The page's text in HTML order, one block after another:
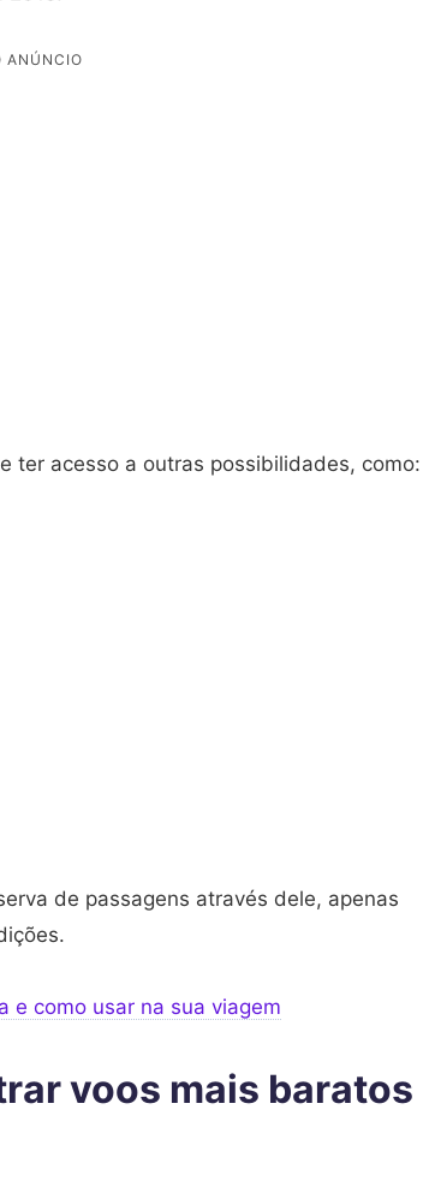
ter acesso a outras possibilidades, como:
de passagens através dele, apenas
e como usar na sua viagem
voos mais baratos